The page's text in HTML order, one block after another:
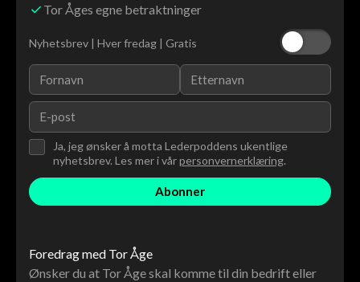
Tor Åges egne betraktninger
Nyhetsbrev | Hver fredag | Gratis
Ja, jeg ønsker å motta Lederpoddens ukentlige
nyhetsbrev. Les mer i vårpersonvernerklæring.
Foredrag med Tor Åge
Ønsker du at Tor Åge skal komme til din bedrift eller